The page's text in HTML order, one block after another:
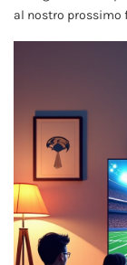
al nostro prossimo